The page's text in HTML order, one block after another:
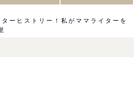
ターヒストリー！私がママライターを